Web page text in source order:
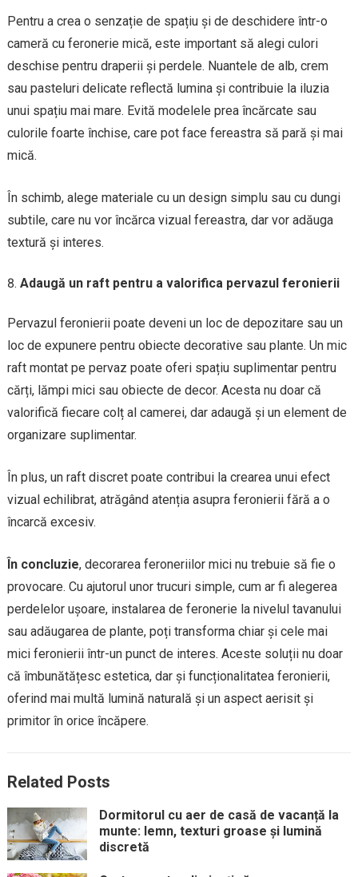
Pentru a crea o senzație de spațiu și de deschidere într-o
cameră cu feronerie mică, este important să alegi culori
deschise pentru draperii și perdele. Nuantele de alb, crem
sau pasteluri delicate reflectă lumina și contribuie la iluzia
unui spațiu mai mare. Evită modelele prea încărcate sau
culorile foarte închise, care pot face fereastra să pară și mai
mică.
În schimb, alege materiale cu un design simplu sau cu dungi
subtile, care nu vor încărca vizual fereastra, dar vor adăuga
textură și interes.
Adaugă un raft pentru a valorifica pervazul feronierii
Pervazul feronierii poate deveni un loc de depozitare sau un
loc de expunere pentru obiecte decorative sau plante. Un mic
raft montat pe pervaz poate oferi spațiu suplimentar pentru
cărți, lămpi mici sau obiecte de decor. Acesta nu doar că
valorifică fiecare colț al camerei, dar adaugă și un element de
organizare suplimentar.
În plus, un raft discret poate contribui la crearea unui efect
vizual echilibrat, atrăgând atenția asupra feronierii fără a o
încarcă excesiv.
În concluzie, decorarea feroneriilor mici nu trebuie să fie o
provocare. Cu ajutorul unor trucuri simple, cum ar fi alegerea
perdelelor ușoare, instalarea de feronerie la nivelul tavanului
sau adăugarea de plante, poți transforma chiar și cele mai
mici feronierii într-un punct de interes. Aceste soluții nu doar
că îmbunătățesc estetica, dar și funcționalitatea feronierii,
oferind mai multă lumină naturală și un aspect aerisit și
primitor în orice încăpere.
Related Posts
Dormitorul cu aer de casă de vacanță la
munte: lemn, texturi groase și lumină
discretă